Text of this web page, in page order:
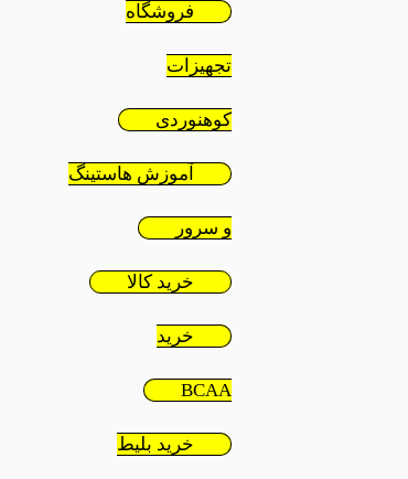
فروشگاه
تجهیزات
کوهنوردی
آموزش هاستینگ
و سرور
خرید کالا
خرید
BCAA
خرید بلیط